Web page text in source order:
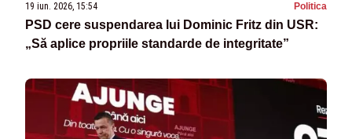
19 iun. 2026, 15:54 Politica
PSD cere suspendarea lui Dominic Fritz din USR:
„Să aplice propriile standarde de integritate”